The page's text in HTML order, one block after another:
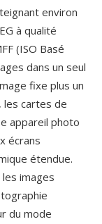
environ
à qualité
(ISO Basé
dans un seul
fixe plus un
les cartes de
appareil photo
écrans
étendue.
images
du mode